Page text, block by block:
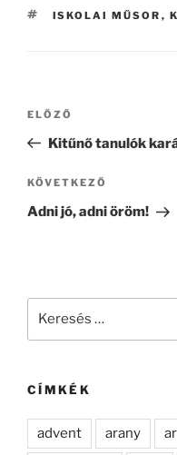
CÍMKÉK
ISKOLAI MŰSOR ,
Bejegyzés
Korábbi
bejegyzés
ELŐZŐ
Kitűnő tanulók
Következő
bejegyzés
KÖVETKEZŐ
Adni jó, adni öröm!
CÍMKÉK
advent arany